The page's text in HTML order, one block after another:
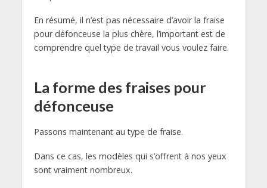
En résumé, il n’est pas nécessaire d’avoir la fraise
pour défonceuse la plus chère, l’important est de
comprendre quel type de travail vous voulez faire.
La forme des fraises pour
défonceuse
Passons maintenant au type de fraise.
Dans ce cas, les modèles qui s’offrent à nos yeux
sont vraiment nombreux.